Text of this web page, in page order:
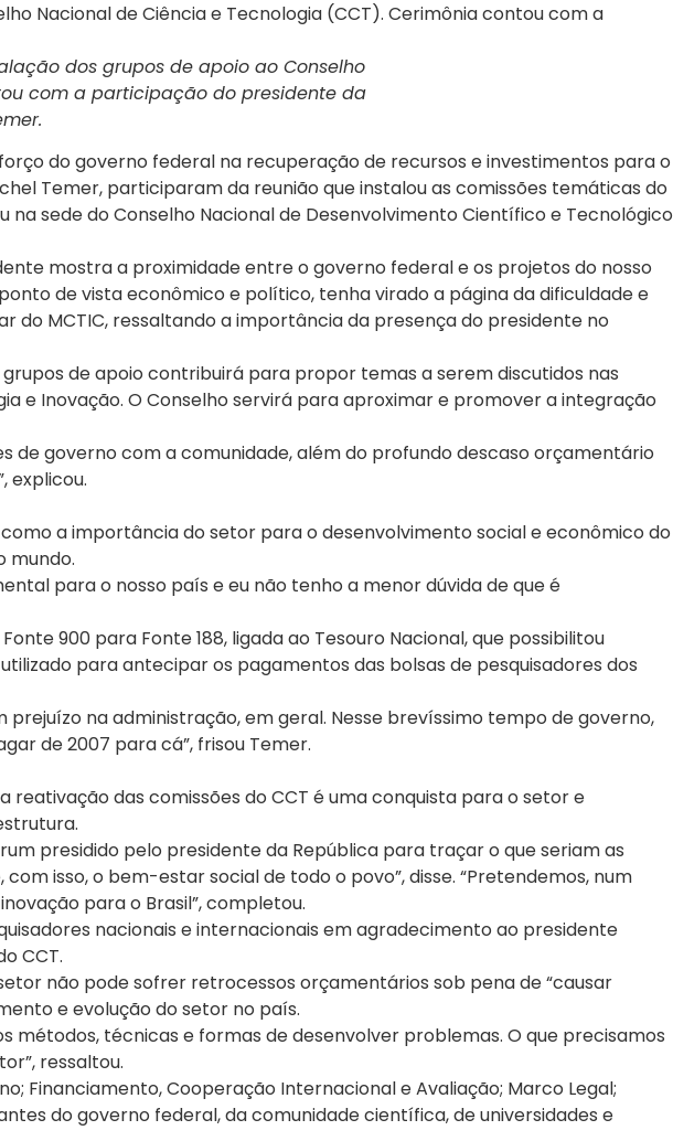
Nacional de Ciência e Tecnologia (CCT). Cerimônia contou com a
dos grupos de apoio ao Conselho
com a participação do presidente da
do governo federal na recuperação de recursos e investimentos para o
Temer, participaram da reunião que instalou as comissões temáticas do
sede do Conselho Nacional de Desenvolvimento Científico e Tecnológico
mostra a proximidade entre o governo federal e os projetos do nosso
de vista econômico e político, tenha virado a página da dificuldade e
do MCTIC, ressaltando a importância da presença do presidente no
de apoio contribuirá para propor temas a serem discutidos nas
e Inovação. O Conselho servirá para aproximar e promover a integração
de governo com a comunidade, além do profundo descaso orçamentário
explicou.
a importância do setor para o desenvolvimento social e econômico do
mundo.
para o nosso país e eu não tenho a menor dúvida de que é
900 para Fonte 188, ligada ao Tesouro Nacional, que possibilitou
para antecipar os pagamentos das bolsas de pesquisadores dos
na administração, em geral. Nesse brevíssimo tempo de governo,
de 2007 para cá”, frisou Temer.
reativação das comissões do CCT é uma conquista para o setor e
presidido pelo presidente da República para traçar o que seriam as
isso, o bem-estar social de todo o povo”, disse. “Pretendemos, num
para o Brasil”, completou.
nacionais e internacionais em agradecimento ao presidente
CCT.
não pode sofrer retrocessos orçamentários sob pena de “causar
e evolução do setor no país.
métodos, técnicas e formas de desenvolver problemas. O que precisamos
ressaltou.
Financiamento, Cooperação Internacional e Avaliação; Marco Legal;
do governo federal, da comunidade científica, de universidades e